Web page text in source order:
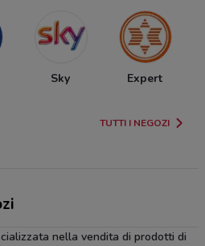
Sky Expert
TUTTI I NEGOZI
nella vendita di prodotti di